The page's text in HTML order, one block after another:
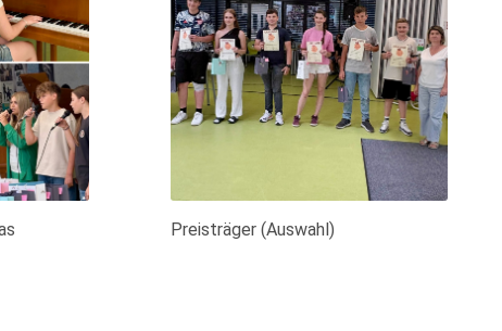
Preisträger (Auswahl)